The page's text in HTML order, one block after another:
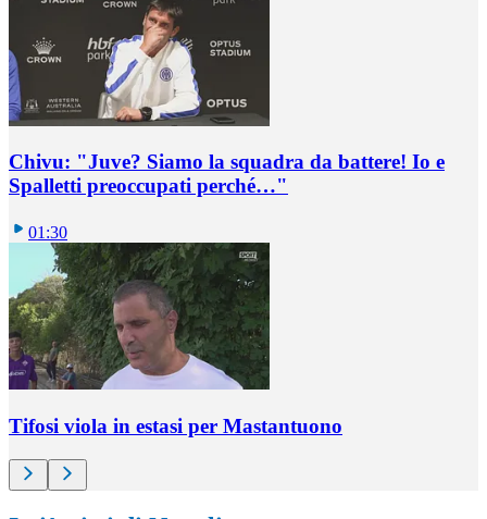
Chivu: "Juve? Siamo la squadra da battere! Io e
Spalletti preoccupati perché…"
01:30
Tifosi viola in estasi per Mastantuono